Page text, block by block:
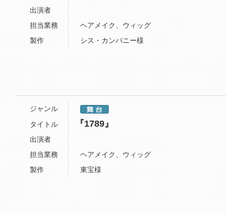
出演者
担当業務
ヘアメイク、ウィッグ
製作
シス・カンパニー様
ジャンル
タイトル
『1789』
出演者
担当業務
ヘアメイク、ウィッグ
製作
東宝様